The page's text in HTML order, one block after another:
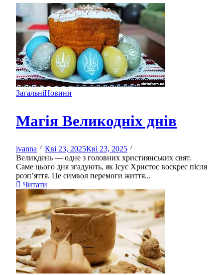
ЗагальніНовини
Магія Великодніх днів
ivanna Кві 23, 2025Кві 23, 2025
Великдень — одне з головних християнських свят.
Саме цього дня згадують, як Ісус Христос воскрес після
розп’яття. Це символ перемоги життя...
Читати